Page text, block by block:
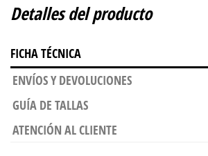
Detalles del producto
FICHA TÉCNICA
ENVÍOS Y DEVOLUCIONES
GUÍA DE TALLAS
ATENCIÓN AL CLIENTE